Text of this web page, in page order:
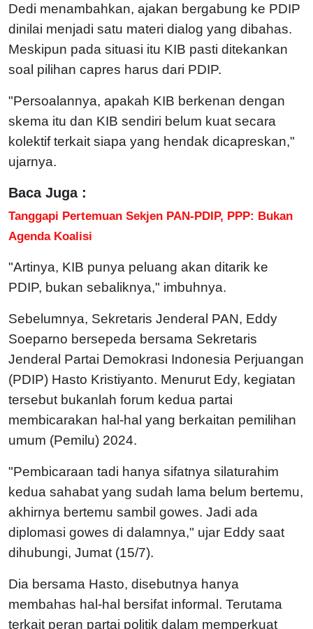
Dedi menambahkan, ajakan bergabung ke PDIP
dinilai menjadi satu materi dialog yang dibahas.
Meskipun pada situasi itu KIB pasti ditekankan
soal pilihan capres harus dari PDIP.
"Persoalannya, apakah KIB berkenan dengan
skema itu dan KIB sendiri belum kuat secara
kolektif terkait siapa yang hendak dicapreskan,"
ujarnya.
Baca Juga :
Tanggapi Pertemuan Sekjen PAN-PDIP, PPP: Bukan
Agenda Koalisi
"Artinya, KIB punya peluang akan ditarik ke
PDIP, bukan sebaliknya," imbuhnya.
Sebelumnya, Sekretaris Jenderal PAN, Eddy
Soeparno bersepeda bersama Sekretaris
Jenderal Partai Demokrasi Indonesia Perjuangan
(PDIP) Hasto Kristiyanto. Menurut Edy, kegiatan
tersebut bukanlah forum kedua partai
membicarakan hal-hal yang berkaitan pemilihan
umum (Pemilu) 2024.
"Pembicaraan tadi hanya sifatnya silaturahim
kedua sahabat yang sudah lama belum bertemu,
akhirnya bertemu sambil gowes. Jadi ada
diplomasi gowes di dalamnya," ujar Eddy saat
dihubungi, Jumat (15/7).
Dia bersama Hasto, disebutnya hanya
membahas hal-hal bersifat informal. Terutama
terkait peran partai politik dalam memperkuat